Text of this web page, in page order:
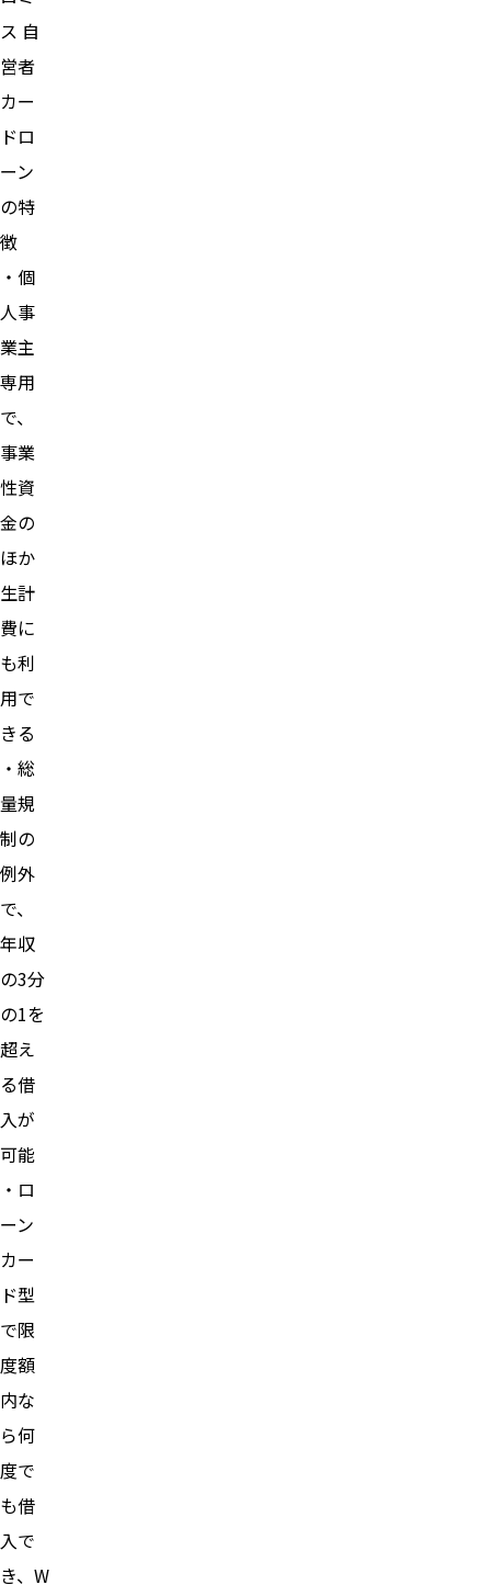
ス 自
営者
カー
ドロ
ーン
の特
徴
・個
人事
業主
専用
で、
事業
性資
金の
ほか
生計
費に
も利
用で
きる
・総
量規
制の
例外
で、
年収
の3分
の1を
超え
る借
入が
可能
・ロ
ーン
カー
ド型
で限
度額
内な
ら何
度で
も借
入で
き、W